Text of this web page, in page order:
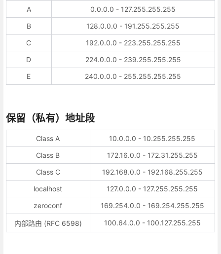
A
0.0.0.0 - 127.255.255.255
B
128.0.0.0 - 191.255.255.255
C
192.0.0.0 - 223.255.255.255
D
224.0.0.0 - 239.255.255.255
E
240.0.0.0 - 255.255.255.255
保留（私有）地址段
Class A
10.0.0.0 - 10.255.255.255
Class B
172.16.0.0 - 172.31.255.255
Class C
192.168.0.0 - 192.168.255.255
localhost
127.0.0.0 - 127.255.255.255
zeroconf
169.254.0.0 - 169.254.255.255
内部路由 (RFC 6598) 100.64.0.0 - 100.127.255.255